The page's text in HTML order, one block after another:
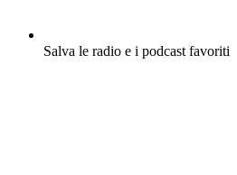
Salva le radio e i podcast favoriti